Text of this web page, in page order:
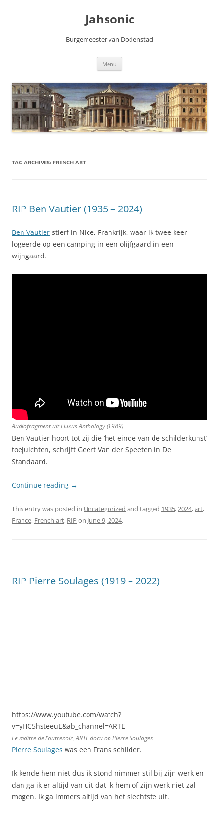
Jahsonic
Burgemeester van Dodenstad
Menu
TAG ARCHIVES: FRENCH ART
RIP Ben Vautier (1935 – 2024)
Ben Vautier stierf in Nice, Frankrijk, waar ik twee keer
logeerde op een camping in een olijfgaard in een
wijngaard.
Audiofragment uitFluxus Anthology(1989)
Ben Vautier hoort tot zij die ‘het einde van de schilderkunst’
toejuichten, schrijft Geert Van der Speeten in De
Standaard.
Continue reading →
This entry was posted in Uncategorized and tagged 1935,2024,art,
France, French art, RIP on June 9, 2024.
RIP Pierre Soulages (1919 – 2022)
https://www.youtube.com/watch?
v=yHC5hsteeuE&ab_channel=ARTE
Le maître de l’outrenoir, ARTE docu on Pierre Soulages
Pierre Soulages was een Frans schilder.
Ik kende hem niet dus ik stond nimmer stil bij zijn werk en
dan ga ik er altijd van uit dat ik hem of zijn werk niet zal
mogen. Ik ga immers altijd van het slechtste uit.